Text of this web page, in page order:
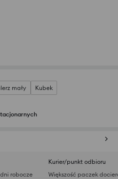
mały Kubek
robocze
Kurier/punkt odbioru
Większość paczek